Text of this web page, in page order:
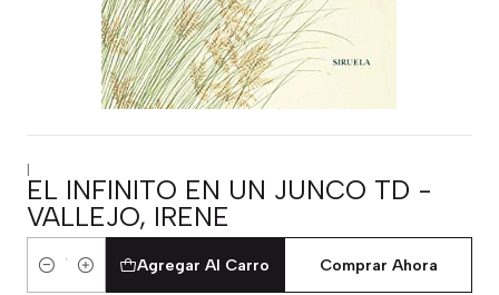
|
EL INFINITO EN UN JUNCO TD -
VALLEJO, IRENE
Cantidad
Agregar Al Carro Comprar Ahora